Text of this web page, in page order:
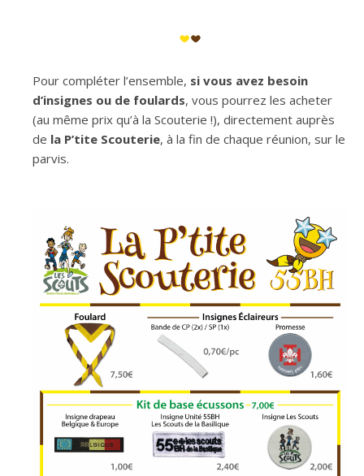
Pour compléter l’ensemble, si vous avez besoin
d’insignes ou de foulards, vous pourrez les acheter
(au même prix qu’à la Scouterie !), directement auprès
de la P’tite Scouterie, à la fin de chaque réunion, sur le
parvis.